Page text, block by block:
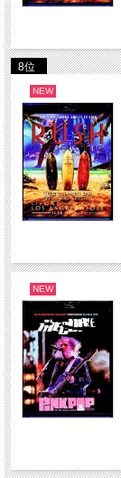
8位
NEW
NEW